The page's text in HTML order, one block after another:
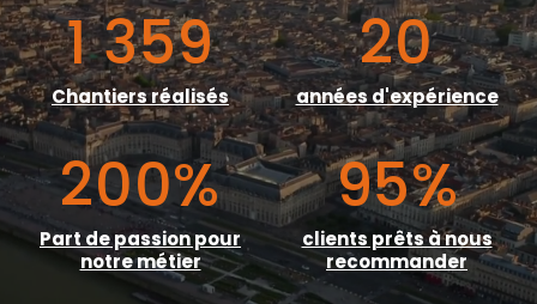
1 359
Chantiers réalisés
20
années d'expérience
200%
Part de passion pour
notre métier
95%
clients prêts à nous
recommander